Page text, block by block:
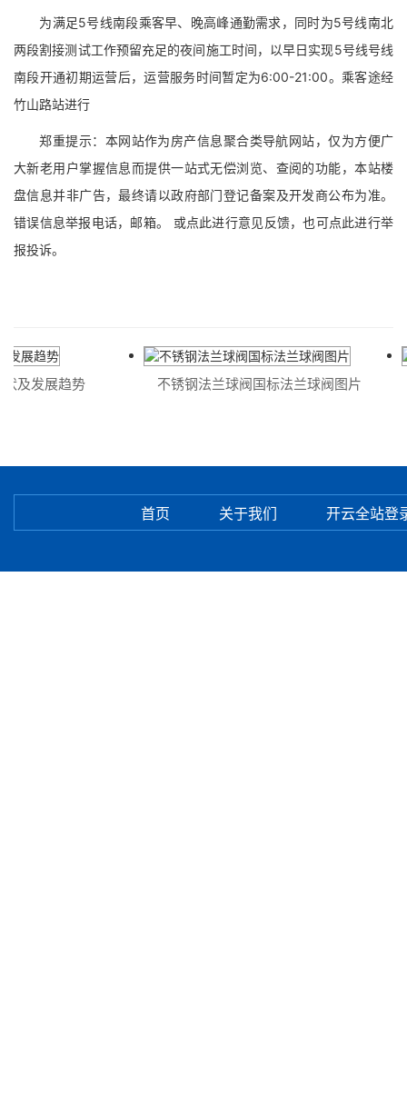
为满足5号线南段乘客早、晚高峰通勤需求，同时为5号线南北
两段割接测试工作预留充足的夜间施工时间，以早日实现5号线号线
南段开通初期运营后，运营服务时间暂定为6:00-21:00。乘客途经
竹山路站进行
郑重提示：本网站作为房产信息聚合类导航网站，仅为方便广
大新老用户掌握信息而提供一站式无偿浏览、查阅的功能，本站楼
盘信息并非广告，最终请以政府部门登记备案及开发商公布为准。
错误信息举报电话，邮箱。 或点此进行意见反馈，也可点此进行举
报投诉。
发展趋势 不锈钢法兰球阀国标法兰球阀图片
首页 关于我们 开云全站登